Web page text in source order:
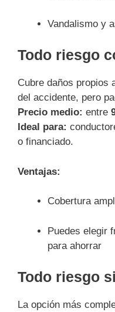
Vandalismo y
Todo riesgo
Cubre daños propios
del accidente, pero
Precio medio: entre
Ideal para:
o financiado.
Ventajas:
Cobertura
Puedes elegir
para ahorrar
Todo riesgo
La opción más